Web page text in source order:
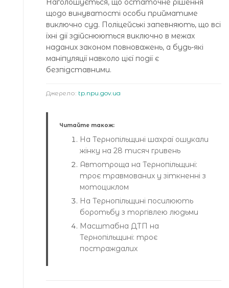
Наголошується, що остаточне рішення
щодо винуватості особи прийматиме
виключно суд. Поліцейські запевняють, що всі
їхні дії здійснюються виключно в межах
наданих законом повноважень, а будь-які
маніпуляції навколо цієї події є
безпідставними.
Джерело: tp.npu.gov.ua
Читайте також:
На Тернопільщині шахраї ошукали
жінку на 28 тисяч гривень
Автотроща на Тернопільщині:
троє травмованих у зіткненні з
мотоциклом
На Тернопільщині посилюють
боротьбу з торгівлею людьми
Масштабна ДТП на
Тернопільщині: троє
постраждалих